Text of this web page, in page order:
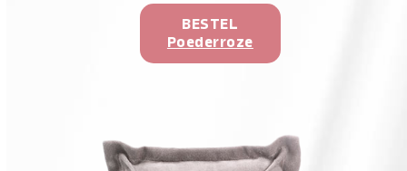
BESTEL
Poederroze